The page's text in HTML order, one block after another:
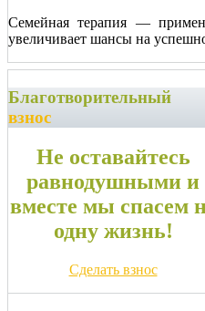
Семейная терапия —
увеличивает шансы на
Благотворительный
взнос
Не оставайтесь
равнодушными и
вместе мы спасем
одну жизнь!
Сделать взнос